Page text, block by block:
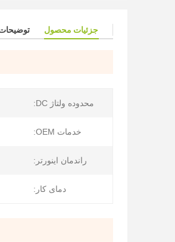
جزئیات محصول
محدوده ولتاژ DC:
خدمات OEM:
راندمان اینورتر:
دمای کار: